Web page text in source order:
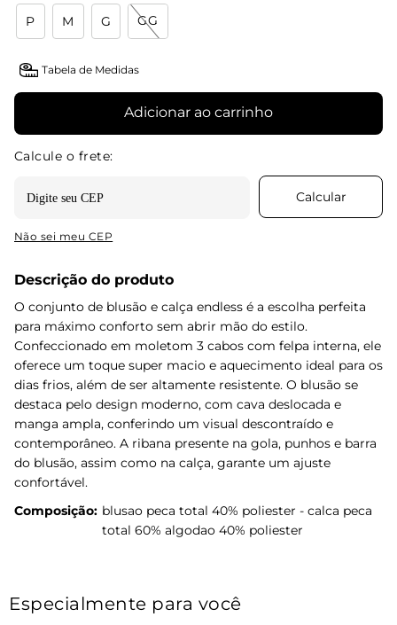
P M G GG
Tabela de Medidas
Adicionar ao carrinho
Não sei meu CEP
Descrição do produto
O conjunto de blusão e calça endless é a escolha perfeita
para máximo conforto sem abrir mão do estilo.
Confeccionado em moletom 3 cabos com felpa interna, ele
oferece um toque super macio e aquecimento ideal para os
dias frios, além de ser altamente resistente. O blusão se
destaca pelo design moderno, com cava deslocada e
manga ampla, conferindo um visual descontraído e
contemporâneo. A ribana presente na gola, punhos e barra
do blusão, assim como na calça, garante um ajuste
confortável.
Composição: blusao peca total 40% poliester - calca peca
total 60% algodao 40% poliester
Especialmente para você